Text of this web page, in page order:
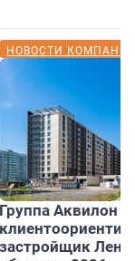
НОВОСТИ
Группа Аквилон
застройщик